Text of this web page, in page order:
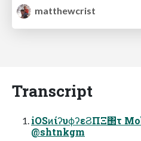
matthewcrist
Transcript
iOSͷίʔυϕʔεϨΠΞ΢τ
@shtnkgm